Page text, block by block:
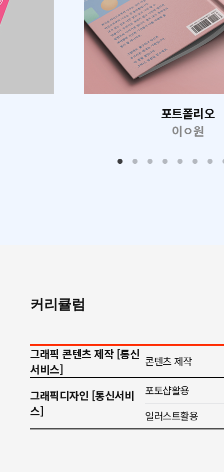
포트폴리오
이ㅇ원
커리큘럼
그래픽 콘텐츠 제작 [통신
서비스]
콘텐츠 제작
그래픽디자인 [통신서비
스]
포토샵활용
일러스트활용